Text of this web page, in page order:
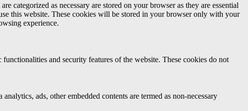
categorized as necessary are stored on your browser as they are essential
this website. These cookies will be stored in your browser only with your
experience.
and security features of the website. These cookies do not
ads, other embedded contents are termed as non-necessary